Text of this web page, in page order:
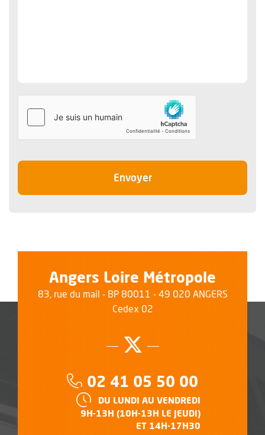
Envoyerle message
Angers Loire Métropole
83, rue du mail - BP 80011 - 49 020 ANGERS
Cedex 02
Suivez-nous
, Ouvre une
Téléphone :
02 41 05 50 00
HORAIRES :
DU LUNDI AU VENDREDI
9H-13H (10H-13H LE JEUDI)
ET 14H-17H30